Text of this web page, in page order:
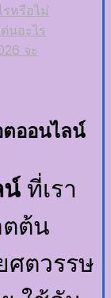
หรือไม่
นอะไร
จะ
ตออนไลน์
น์ ที่เรา
ตต้น
ศตวรรษ